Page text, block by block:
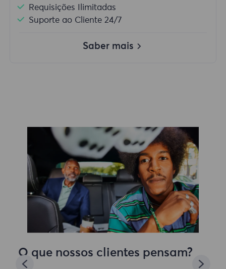
Requisições Ilimitadas
Suporte ao Cliente 24/7
Saber mais
O que nossos clientes pensam?